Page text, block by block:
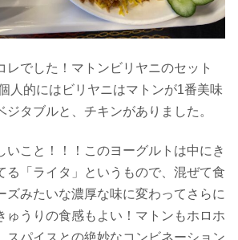
レでした！マトンビリヤニのセット
人的にはビリヤニはマトンが1番美味
ジタブルと、チキンがありました。
いこと！！！このヨーグルトは中にき
る「ライタ」というもので、混ぜて食
ズみたいな濃厚な味に変わってさらに
ゅうりの食感もよい！マトンもホロホ